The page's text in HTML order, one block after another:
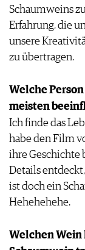
Schaumweins
Erfahrung, die
unsere
zu übertragen.
Welche
meisten
Ich finde das
habe den Film
ihre Geschichte
Details
ist doch ein
Hehehehehe.
Welchen Wein